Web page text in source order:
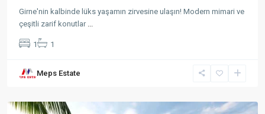
Girne'nin kalbinde lüks yaşamın zirvesine ulaşın! Modern mimari ve
çeşitli zarif konutlar
1 1
Meps Estate
Alsancak,